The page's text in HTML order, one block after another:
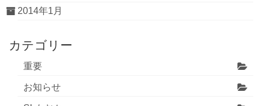
2014年1月
カテゴリー
重要
お知らせ